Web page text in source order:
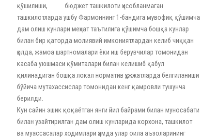
қўшилиши, бюджет ташкилоти ҳисобланмаган
ташкилотларда ушбу Фармоннинг 1-бандига мувофиқ қўшимча
дам олиш кунлари меҳнат таътилига қўшимча бошқа кунлар
билан бир қаторда молиявий имкониятлардан келиб чиққан
ҳолда, жамоа шартномалари ёки иш берувчилар томонидан
касаба уюшмаси қўмиталари билан келишиб қабул
қилинадиган бошқа локал норматив ҳужжатларда белгиланиши
бўйича мутахассислар томонидан кенг қамровли тушунча
берилди.
Кун сайин эшик қоқаётган янги йил байрами билан муносабати
билан узайтирилган дам олиш кунларида корхона, ташкилот
ва муассасалар ходимлари ҳамда улар оила аъзоларининг